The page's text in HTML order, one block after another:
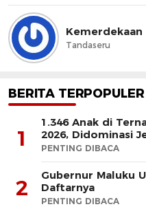
Kemerdekaan
Tandaseru
BERITA TERPOPULER
1
1.346 Anak di
2026, Didominasi
PENTING DIBACA
2
Gubernur Maluku
Daftarnya
PENTING DIBACA